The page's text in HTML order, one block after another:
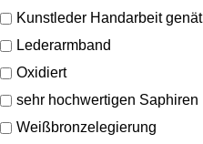
Kunstleder Handarbeit genät
Lederarmband
Oxidiert
sehr hochwertigen Saphiren
Weißbronzelegierung